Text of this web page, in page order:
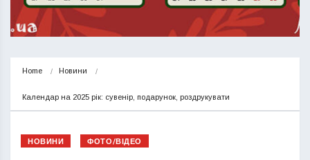
Home Новини
Календар на 2025 рік: сувенір, подарунок, роздрукувати
НОВИНИ ФОТО/ВІДЕО